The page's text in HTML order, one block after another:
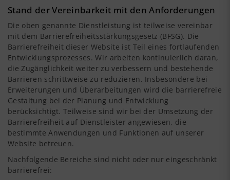
Stand der Vereinbarkeit mit den Anforderungen
Die oben genannte Dienstleistung ist teilweise vereinbar
mit dem Barrierefreiheitsstärkungsgesetz (BFSG). Die
Barrierefreiheit dieser Website ist Teil eines fortlaufenden
Entwicklungsprozesses. Wir arbeiten kontinuierlich daran,
die Zugänglichkeit weiter zu verbessern und bestehende
Barrieren schrittweise zu reduzieren. Insbesondere bei
Erweiterungen und Überarbeitungen wird die barrierefreie
Gestaltung bei der Planung und Entwicklung
berücksichtigt. Teilweise sind wir bei der Umsetzung der
Barrierefreiheit auf Dienstleister angewiesen, die
bestimmte Anwendungen und Funktionen auf unserer
Website betreuen.
Nachfolgende Bereiche sind nicht oder nur eingeschränkt
barrierefrei: